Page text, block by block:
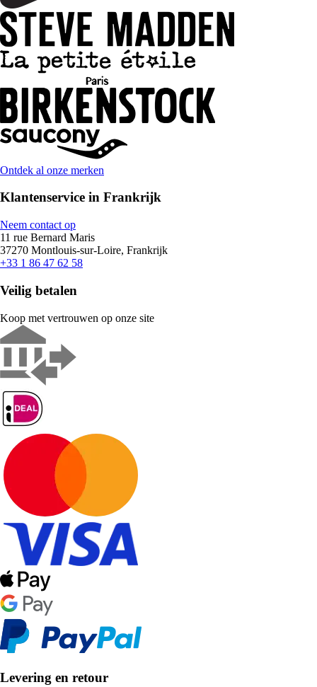
Ontdek al onze merken
Klantenservice in Frankrijk
Neem contact op
11 rue Bernard Maris
37270 Montlouis-sur-Loire, Frankrijk
+33 1 86 47 62 58
Veilig betalen
Koop met vertrouwen op onze site
Levering en retour